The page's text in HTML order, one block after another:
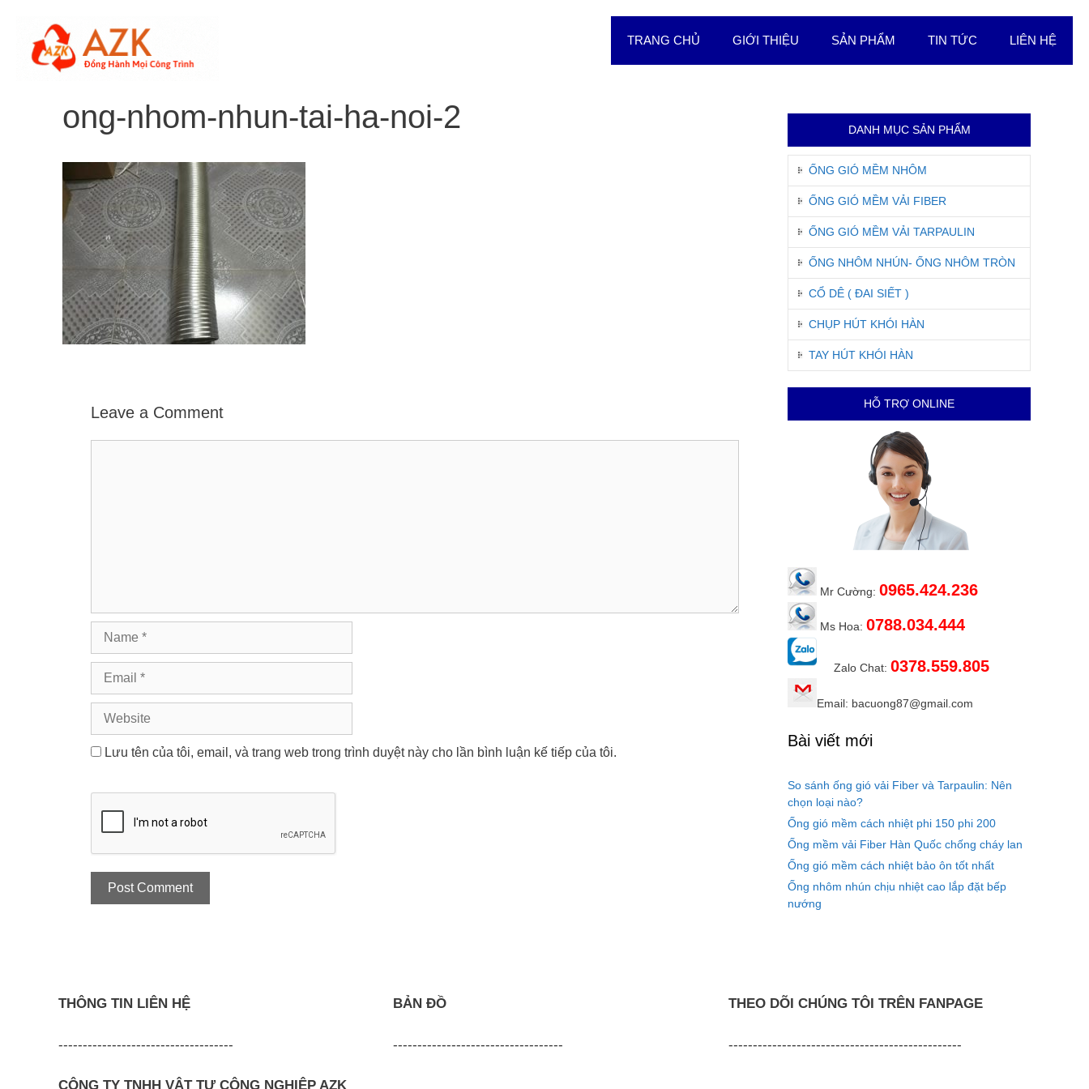
content
TRANG CHỦ GIỚI THIỆU SẢN PHẨM TIN TỨC LIÊN HỆ
ong-nhom-nhun-tai-ha-noi-2
Leave a Comment
Name
Email
Website
Lưu tên của tôi, email, và trang web trong trình duyệt này cho lần bình luận kế tiếp của tôi.
DANH MỤC SẢN PHẨM
ỐNG GIÓ MỀM NHÔM
ỐNG GIÓ MỀM VẢI FIBER
ỐNG GIÓ MỀM VẢI TARPAULIN
ỐNG NHÔM NHÚN- ỐNG NHÔM TRÒN
CỔ DÊ ( ĐAI SIẾT )
CHỤP HÚT KHÓI HÀN
TAY HÚT KHÓI HÀN
HỖ TRỢ ONLINE
Mr Cường: 0965.424.236
Ms Hoa: 0788.034.444
Zalo Chat: 0378.559.805
Email: bacuong87@gmail.com
Bài viết mới
So sánh ống gió vải Fiber và Tarpaulin: Nên
chọn loại nào?
Ống gió mềm cách nhiệt phi 150 phi 200
Ống mềm vải Fiber Hàn Quốc chống cháy lan
Ống gió mềm cách nhiệt bảo ôn tốt nhất
Ống nhôm nhún chịu nhiệt cao lắp đặt bếp
nướng
THÔNG TIN LIÊN HỆ
------------------------------------
CÔNG TY TNHH VẬT TƯ CÔNG NGHIỆP AZK
BẢN ĐỒ
-----------------------------------
THEO DÕI CHÚNG TÔI TRÊN FANPAGE
------------------------------------------------